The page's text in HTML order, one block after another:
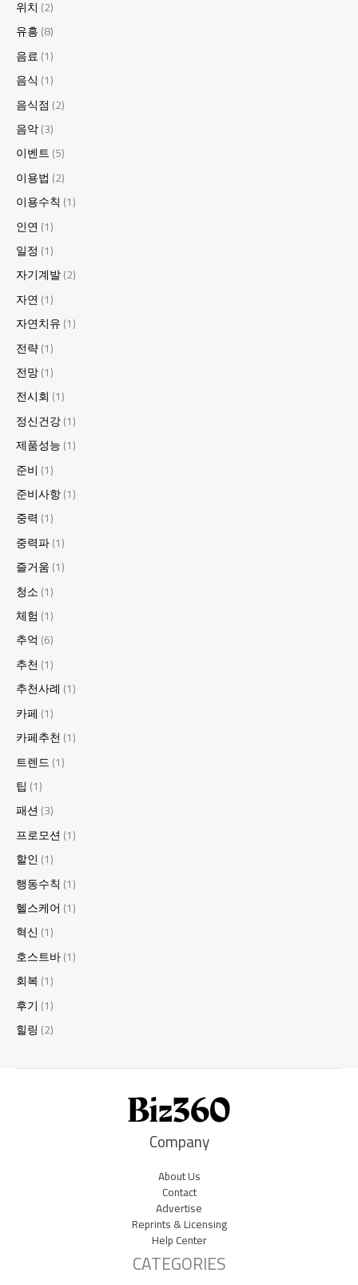
위치 (2)
유흥(8)
음료(1)
음식 (1)
음식점 (2)
음악(3)
이벤트(5)
이용법 (2)
이용수칙 (1)
인연(1)
일정 (1)
자기계발(2)
자연(1)
자연치유(1)
전략(1)
전망(1)
전시회 (1)
정신건강(1)
제품성능(1)
준비 (1)
준비사항(1)
중력 (1)
중력파(1)
즐거움(1)
청소(1)
체험 (1)
추억 (6)
추천(1)
추천사례 (1)
카페 (1)
카페추천(1)
트렌드(1)
팁 (1)
패션(3)
프로모션(1)
할인(1)
행동수칙 (1)
헬스케어 (1)
혁신(1)
호스트바(1)
회복(1)
후기 (1)
힐링 (2)
Company
About Us
Contact
Advertise
Reprints & Licensing
Help Center
CATEGORIES